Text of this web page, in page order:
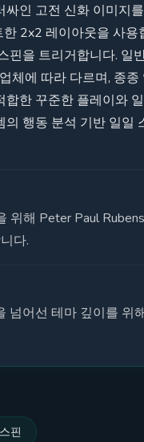
인 고전 신화 이미지
2x2 레이아웃을 사용
핀을 트리거합니다. 일
체에 따라 다르며, 종
한 꾸준한 플레이와
행동 분석 기반 일일
해 Peter Paul
다.
어선 테마 깊이를 위
핀